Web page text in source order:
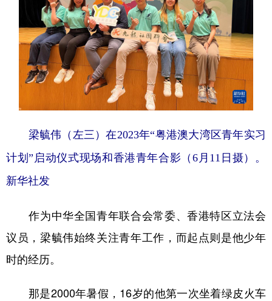
梁毓伟（左三）在2023年“粤港澳大湾区青年实习
计划”启动仪式现场和香港青年合影（6月11日摄）。
新华社发
作为中华全国青年联合会常委、香港特区立法会
议员，梁毓伟始终关注青年工作，而起点则是他少年
时的经历。
那是2000年暑假，16岁的他第一次坐着绿皮火车